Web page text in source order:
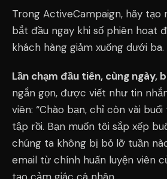
Trong ActiveCampaign, hãy
bắt đầu ngay khi số phiên hoạt
khách hàng giảm xuống dưới ba.
Lần chạm đầu tiên, cùng ngày,
ngắn gọn, được viết như tin
viên: “Chào bạn, chỉ còn vài
tập rồi. Bạn muốn tôi sắp xếp
chúng ta không bị bỏ lỡ tuần
email từ chính huấn luyện viên